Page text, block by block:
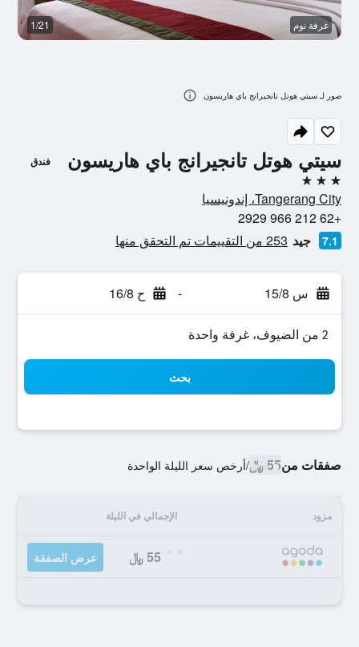
سيتي هوتل تانجيرانج باي هاريسون فندق
3 نجوم
Tangerang City، إندونيسيا
+62 212 966 2929
7.1 جيد 253 من التقييمات تم التحقق منها
س 15/8 - ح 16/8
2 من الضيوف، غرفة واحدة
بحث
صفقات من55 ﷼ /أرخص سعر الليلة الواحدة
مزود الإجمالي في الليلة
55 ﷼ عرض الصفقة
غرفة نوم 1/21
صور لـ سيتي هوتل تانجيرانج باي هاريسون